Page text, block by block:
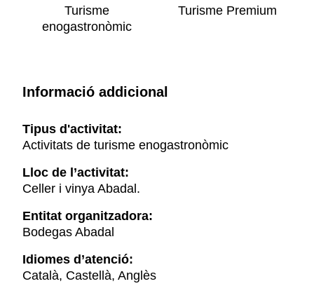
Turisme
enogastronòmic
Turisme Premium
Informació addicional
Tipus d'activitat:
Activitats de turisme enogastronòmic
Lloc de l’activitat:
Celler i vinya Abadal.
Entitat organitzadora:
Bodegas Abadal
Idiomes d’atenció:
Català, Castellà, Anglès